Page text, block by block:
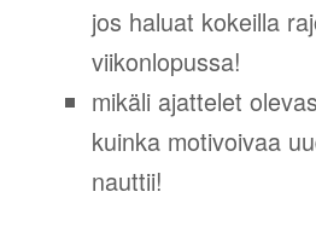
jos haluat kokeilla
viikonlopussa!
mikäli ajattelet
kuinka motivoivaa
nauttii!